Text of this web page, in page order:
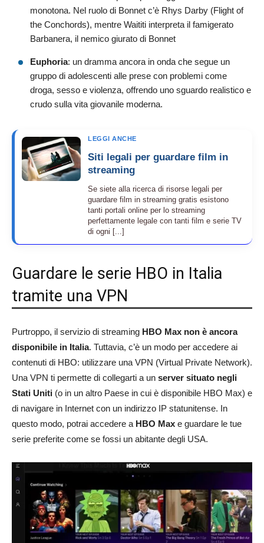
monotona. Nel ruolo di Bonnet c’è Rhys Darby (Flight of
the Conchords), mentre Waititi interpreta il famigerato
Barbanera, il nemico giurato di Bonnet
Euphoria: un dramma ancora in onda che segue un
gruppo di adolescenti alle prese con problemi come
droga, sesso e violenza, offrendo uno sguardo realistico e
crudo sulla vita giovanile moderna.
LEGGI ANCHE
Siti legali per guardare film in
streaming
Se siete alla ricerca di risorse legali per
guardare film in streaming gratis esistono
tanti portali online per lo streaming
perfettamente legale con tanti film e serie TV
di ogni [...]
Guardare le serie HBO in Italia
tramite una VPN
Purtroppo, il servizio di streaming HBO Max non è ancora
disponibile in Italia. Tuttavia, c’è un modo per accedere ai
contenuti di HBO: utilizzare una VPN (Virtual Private Network).
Una VPN ti permette di collegarti a un server situato negli
Stati Uniti (o in un altro Paese in cui è disponibile HBO Max) e
di navigare in Internet con un indirizzo IP statunitense. In
questo modo, potrai accedere a HBO Max e guardare le tue
serie preferite come se fossi un abitante degli USA.